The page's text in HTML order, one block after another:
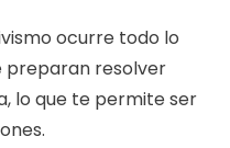
ocurre todo lo
preparan resolver
lo que te permite ser